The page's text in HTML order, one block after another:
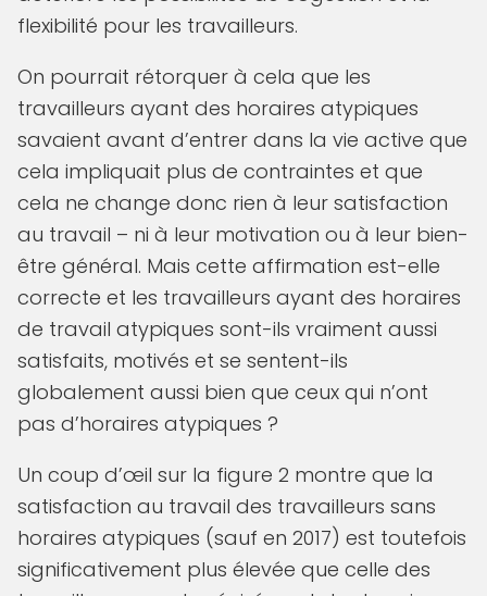
flexibilité pour les travailleurs.
On pourrait rétorquer à cela que les
travailleurs ayant des horaires atypiques
savaient avant d’entrer dans la vie active que
cela impliquait plus de contraintes et que
cela ne change donc rien à leur satisfaction
au travail – ni à leur motivation ou à leur bien-
être général. Mais cette affirmation est-elle
correcte et les travailleurs ayant des horaires
de travail atypiques sont-ils vraiment aussi
satisfaits, motivés et se sentent-ils
globalement aussi bien que ceux qui n’ont
pas d’horaires atypiques ?
Un coup d’œil sur la figure 2 montre que la
satisfaction au travail des travailleurs sans
horaires atypiques (sauf en 2017) est toutefois
significativement plus élevée que celle des